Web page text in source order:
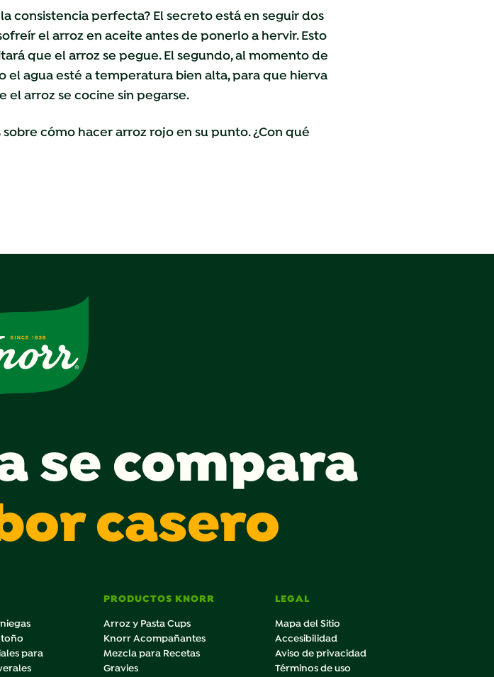
consistencia perfecta? El secreto está en seguir dos
el arroz en aceite antes de ponerlo a hervir. Esto
que el arroz se pegue. El segundo, al momento de
agua esté a temperatura bien alta, para que hierva
el arroz se cocine sin pegarse.
cómo hacer arroz rojo en su punto. ¿Con qué
se compara
casero
para
PRODUCTOS KNORR
Arroz y Pasta Cups
Knorr Acompañantes
Mezcla para Recetas
Gravies
LEGAL
Mapa del Sitio
Accesibilidad
Aviso de privacidad
Términos de uso